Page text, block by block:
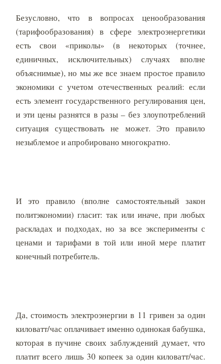
Безусловно, что в вопросах ценообразования
(тарифообразования) в сфере электроэнергетики
есть свои «приколы» (в некоторых (точнее,
единичных, исключительных) случаях вполне
объяснимые), но мы же все знаем простое правило
экономики с учетом отечественных реалий: если
есть элемент государственного регулирования цен,
и эти цены разнятся в разы – без злоупотреблений
ситуация существовать не может. Это правило
незыблемое и апробировано многократно.
И это правило (вполне самостоятельный закон
политэкономии) гласит: так или иначе, при любых
раскладах и подходах, но за все эксперименты с
ценами и тарифами в той или иной мере платит
конечный потребитель.
Да, стоимость электроэнергии в 11 гривен за один
киловатт/час оплачивает именно одинокая бабушка,
которая в пучине своих заблуждений думает, что
платит всего лишь 30 копеек за один киловатт/час.